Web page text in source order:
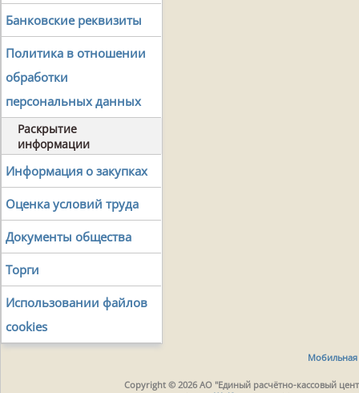
Банковские реквизиты
Политика в отношении
обработки
персональных данных
Раскрытие
информации
Информация о закупках
Оценка условий труда
Документы общества
Торги
Использовании файлов
cookies
Мобильная
Copyright © 2026 АО "Единый расчётно-кассовый